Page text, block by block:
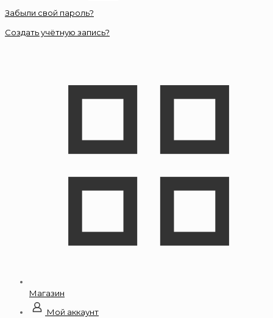
Забыли свой пароль?
Создать учётную запись?
Магазин
Мой аккаунт